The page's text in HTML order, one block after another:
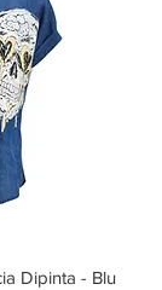
Dipinta - Blu